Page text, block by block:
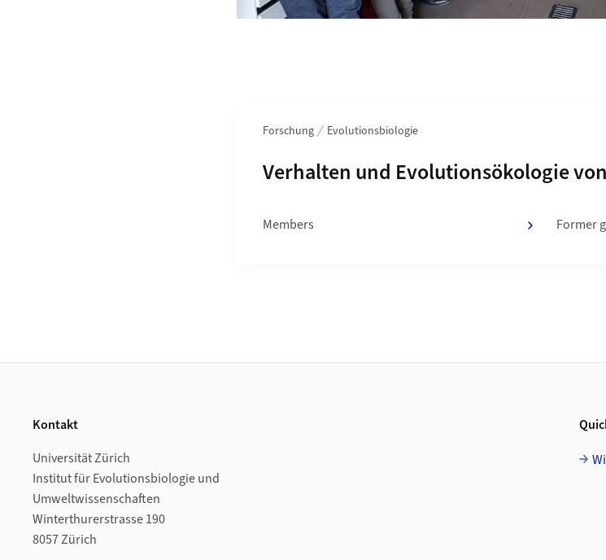
Forschung Evolutionsbiologie
Unterseiten von
Verhalten und Evolutionsökologie
Members Former
Kontakt
Universität Zürich
Institut für Evolutionsbiologie und
Umweltwissenschaften
Winterthurerstrasse 190
8057 Zürich